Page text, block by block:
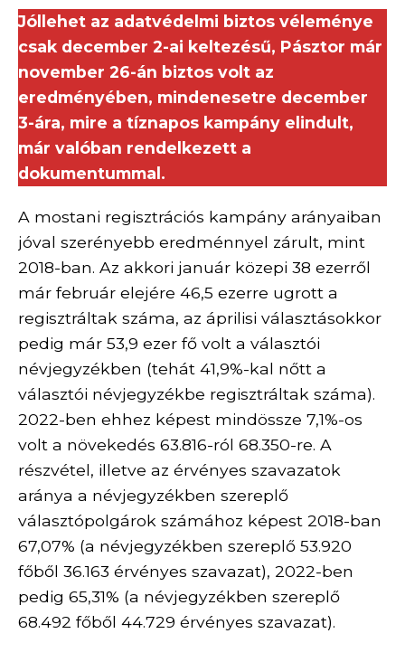
Jóllehet az adatvédelmi biztos véleménye
csak december 2-ai keltezésű, Pásztor már
november 26-án biztos volt az
eredményében, mindenesetre december
3-ára, mire a tíznapos kampány elindult,
már valóban rendelkezett a
dokumentummal.
A mostani regisztrációs kampány arányaiban
jóval szerényebb eredménnyel zárult, mint
2018-ban. Az akkori január közepi 38 ezerről
már február elejére 46,5 ezerre ugrott a
regisztráltak száma, az áprilisi választásokkor
pedig már 53,9 ezer fő volt a választói
névjegyzékben (tehát 41,9%-kal nőtt a
választói névjegyzékbe regisztráltak száma).
2022-ben ehhez képest mindössze 7,1%-os
volt a növekedés 63.816-ról 68.350-re. A
részvétel, illetve az érvényes szavazatok
aránya a névjegyzékben szereplő
választópolgárok számához képest 2018-ban
67,07% (a névjegyzékben szereplő 53.920
főből 36.163 érvényes szavazat), 2022-ben
pedig 65,31% (a névjegyzékben szereplő
68.492 főből 44.729 érvényes szavazat).